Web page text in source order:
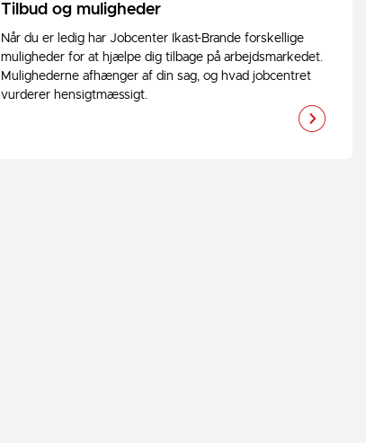
Tilbud og muligheder
Når du er ledig har Jobcenter Ikast-Brande forskellige
muligheder for at hjælpe dig tilbage på arbejdsmarkedet.
Mulighederne afhænger af din sag, og hvad jobcentret
vurderer hensigtmæssigt.